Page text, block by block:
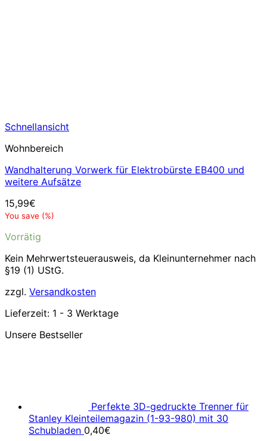
Schnellansicht
Wohnbereich
Wandhalterung Vorwerk für Elektrobürste EB400 und
weitere Aufsätze
15,99€
You save (%)
Vorrätig
Kein Mehrwertsteuerausweis, da Kleinunternehmer nach
§19 (1) UStG.
zzgl. Versandkosten
Lieferzeit: 1 - 3 Werktage
Unsere Bestseller
Perfekte 3D-gedruckte Trenner für
Stanley Kleinteilemagazin (1-93-980) mit 30
Schubladen 0,40€